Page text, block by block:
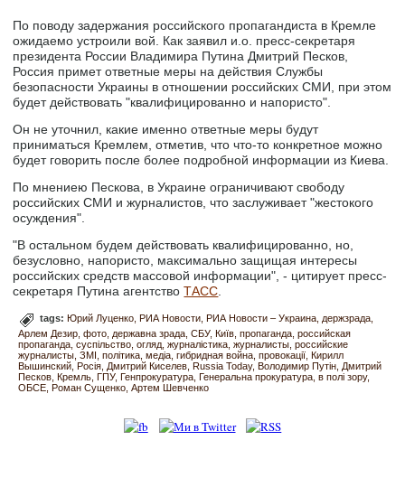
По поводу задержания российского пропагандиста в Кремле
ожидаемо устроили вой. Как заявил и.о. пресс-секретаря
президента России Владимира Путина Дмитрий Песков,
Россия примет ответные меры на действия Службы
безопасности Украины в отношении российских СМИ, при этом
будет действовать "квалифицированно и напористо".
Он не уточнил, какие именно ответные меры будут
приниматься Кремлем, отметив, что что-то конкретное можно
будет говорить после более подробной информации из Киева.
По мнениею Пескова, в Украине ограничивают свободу
российских СМИ и журналистов, что заслуживает "жестокого
осуждения".
"В остальном будем действовать квалифицированно, но,
безусловно, напористо, максимально защищая интересы
российских средств массовой информации", - цитирует пресс-
секретаря Путина агентствоТАСС
tags: Юрий Луценко РИА Новости РИА Новости – Украина держзрада
Арлем Дезир фото державна зрада СБУ Київ пропаганда российская
пропаганда суспільство огляд журналістика журналисты российские
журналисты ЗМІ політика медіа гибридная война провокації Кирилл
Вышинский Росія Дмитрий Киселев Russia Today Володимир Путін Дмитрий
Песков Кремль ГПУ Генпрокуратура Генеральна прокуратура в полі зору
ОБСЕ Роман Сущенко Артем Шевченко